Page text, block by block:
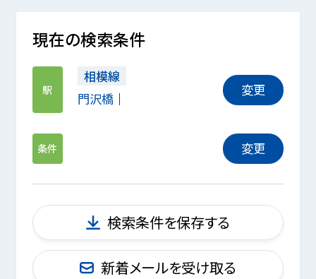
現在の検索条件
駅
相模線
門沢橋
変更
条件 変更
検索条件を保存する
新着メールを受け取る